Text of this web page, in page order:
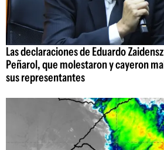
Las declaraciones de Eduardo
Peñarol, que molestaron y cayeron
sus representantes